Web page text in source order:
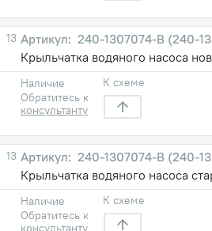
13
240-1307074-В (240-
Крыльчатка водяного насоса
Наличие
Обратитесь к
консультанту
К схеме
13
240-1307074-В (240-
Крыльчатка водяного насоса
Наличие
Обратитесь к
консультанту
К схеме